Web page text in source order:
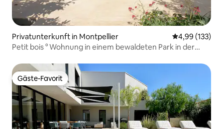
Privatunterkunft in Montpellier
4,99 (133)
Petit bois ° Wohnung in einem bewaldeten Park in der
Gäste-Favorit
Gäste-Favorit